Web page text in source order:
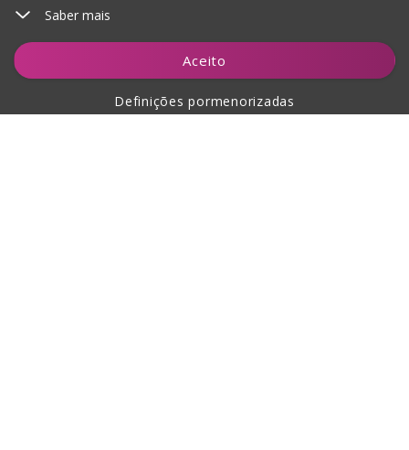
Saber mais
Aceito
Definições pormenorizadas
Adicionar ao carrinho